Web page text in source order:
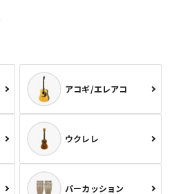
アコギ/エレアコ
ウクレレ
パーカッション